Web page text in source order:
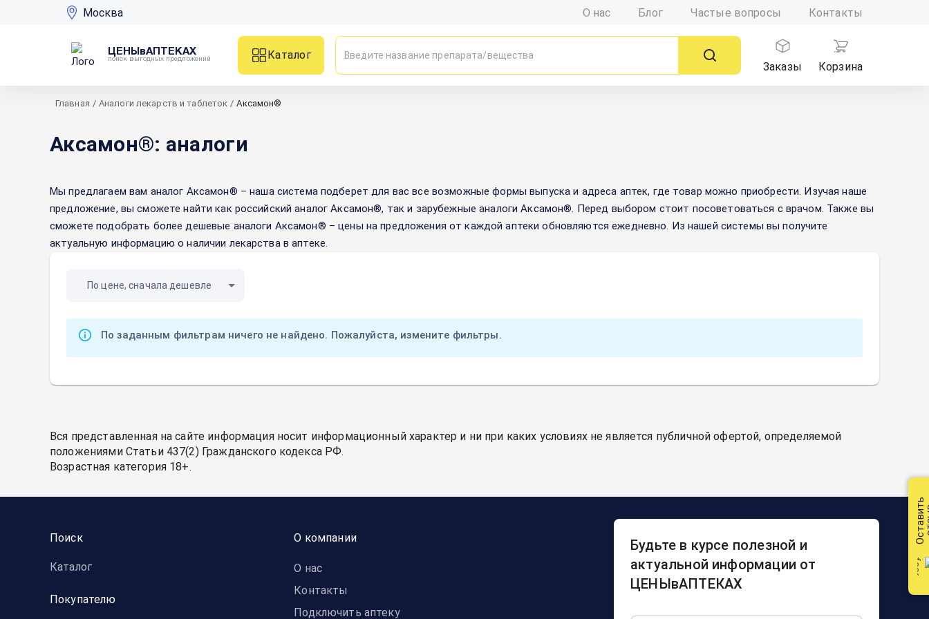
Москва О нас Блог Частые вопросы Контакты
ЦЕНЫвАПТЕКАХ
поиск выгодных предложений
Каталог
Заказы
Корзина
Главная / Аналоги лекарств и таблеток / Аксамон®
Аксамон®: аналоги
Мы предлагаем вам аналог Аксамон® – наша система подберет для вас все возможные формы выпуска и адреса аптек, где товар можно приобрести. Изучая наше
предложение, вы сможете найти как российский аналогАксамон®, так и зарубежные аналогиАксамон®. Перед выбором стоит посоветоваться с врачом. Также вы
сможете подобрать более дешевые аналоги Аксамон® – цены на предложения от каждой аптеки обновляются ежедневно. Из нашей системы вы получите
актуальную информацию о наличии лекарства в аптеке.
По цене, сначала дешевле
По заданным фильтрам ничего не найдено. Пожалуйста, измените фильтры.
Вся представленная на сайте информация носит информационный характер и ни при каких условиях не является публичной офертой, определяемой
положениями Статьи 437(2) Гражданского кодекса РФ.
Возрастная категория 18+.
Поиск
Каталог
Покупателю
О компании
О нас
Контакты
Подключить аптеку
Будьте в курсе полезной и
актуальной информации от
ЦЕНЫвАПТЕКАХ
Оставить